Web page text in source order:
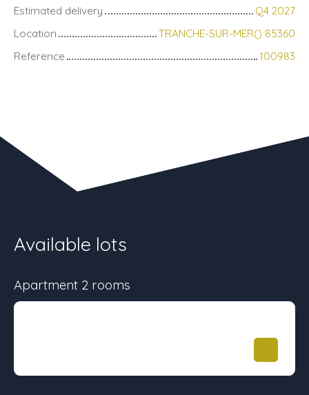
Estimated delivery
Q4 2027
Location
TRANCHE-SUR-MER() 85360
Reference
100983
Available lots
Apartment 2 rooms